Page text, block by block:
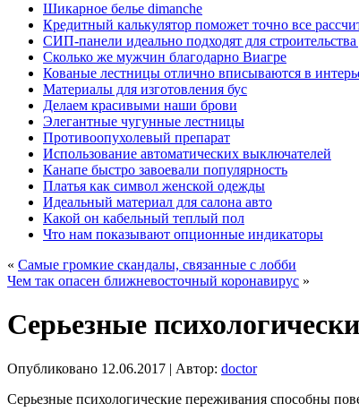
Шикарное белье dimanche
Кредитный калькулятор поможет точно все
СИП-панели идеально подходят для
Сколько же мужчин благодарно Виагре
Кованые лестницы отлично вписываются в
Материалы для изготовления бус
Делаем красивыми наши брови
Элегантные чугунные лестницы
Противоопухолевый препарат
Использование автоматических выключателей
Канапе быстро завоевали популярность
Платья как символ женской одежды
Идеальный материал для салона авто
Какой он кабельный теплый пол
Что нам показывают опционные индикаторы
« Самые громкие скандалы, связанные с лобби
Чем так опасен ближневосточный коронавирус »
Серьезные
Опубликовано 12.06.2017 | Автор: doctor
Серьезные психологические переживания способны